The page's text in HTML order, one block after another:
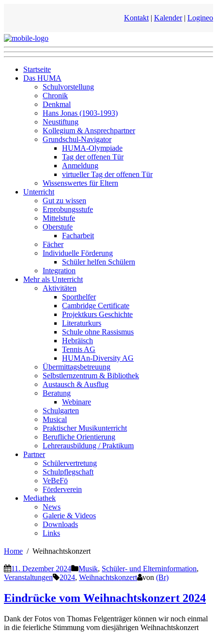
Kontakt | Kalender| Logineo
Startseite
Das HUMA
Schulvorstellung
Chronik
Denkmal
Hans Jonas (1903-1993)
Neustiftung
Kollegium & Ansprechpartner
Grundschul-Navigator
HUMA-Olympiade
Tag der offenen Tür
Anmeldung
virtueller Tag der offenen Tür
Wissenswertes für Eltern
Unterricht
Gut zu wissen
Erprobungsstufe
Mittelstufe
Oberstufe
Facharbeit
Fächer
Individuelle Förderung
Schüler helfen Schülern
Integration
Mehr als Unterricht
Aktivitäten
Sporthelfer
Cambridge Certificate
Projektkurs Geschichte
Literaturkurs
Schule ohne Rassismus
Hebräisch
Tennis AG
HUMAn-Diversity AG
Übermittagsbetreuung
Selbstlernzentrum & Bibliothek
Austausch & Ausflug
Beratung
Webinare
Schulgarten
Musical
Praktischer Musikunterricht
Berufliche Orientierung
Lehrerausbildung / Praktikum
Partner
Schülervertretung
Schulpflegschaft
VeBeFö
Förderverein
Mediathek
News
Galerie & Videos
Downloads
Links
Home Weihnachtskonzert
11. Dezember 2024 Musik, Schüler- und Elterninformation,
Veranstaltungen
2024, Weihnachtskonzert von (Br)
Eindrücke vom Weihnachtskonzert 2024
Dank der Fotos von Thomas Felgenträger können wir noch einmal
in die feierliche Stimmung vom diesjährigen Weihnachtskonzert